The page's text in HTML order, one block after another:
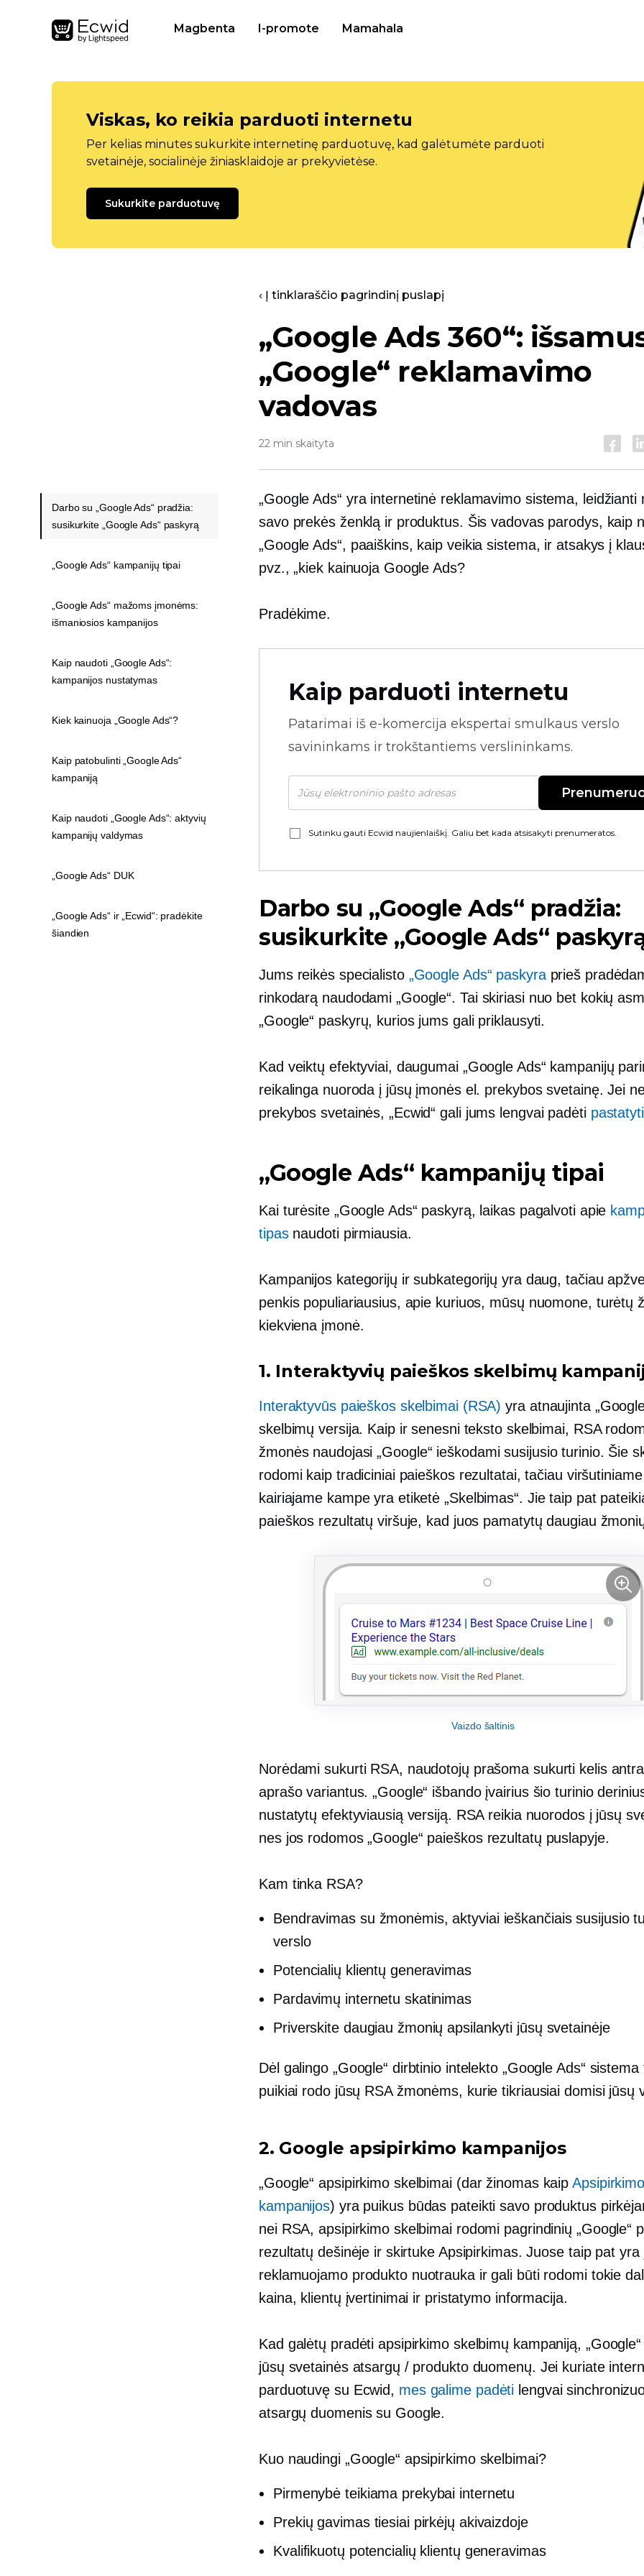
Magbenta I-promote Mamahala
Viskas, ko reikia parduoti internetu
Per kelias minutes sukurkite internetinę parduotuvę, kad galėtumėte parduoti
svetainėje, socialinėje žiniasklaidoje ar prekyvietėse.
Sukurkite parduotuvę
‹ Į tinklaraščio pagrindinį puslapį
„Google Ads 360“:
„Google“ reklamavimo
vadovas
22 min skaityta
„Google Ads“ yra internetinė reklamavimo sistema, leidžianti
savo prekės ženklą ir produktus. Šis vadovas parodys, kaip
„Google Ads“, paaiškins, kaip veikia sistema, ir atsakys į
pvz., „kiek kainuoja Google Ads?
Pradėkime.
Kaip parduoti internetu
Patarimai iš e-komercija ekspertai smulkaus verslo
savininkams ir trokštantiems verslininkams.
Sutinku gauti Ecwid naujienlaiškį. Galiu bet kada atsisakyti prenumeratos.
Darbo su „Google Ads“ pradžia:
susikurkite „Google Ads“
Jums reikės specialisto „Google Ads“ paskyraprieš
rinkodarą naudodami „Google“. Tai skiriasi nuo bet kokių
„Google“ paskyrų, kurios jums gali priklausyti.
Kad veiktų efektyviai, daugumai „Google Ads“ kampanijų
reikalinga nuoroda į jūsų įmonės el. prekybos svetainę. Jei
prekybos svetainės, „Ecwid“ gali jums lengvai padėti
„Google Ads“ kampanijų tipai
Kai turėsite „Google Ads“ paskyrą, laikas pagalvoti apie
tipasnaudoti pirmiausia.
Kampanijos kategorijų ir subkategorijų yra daug, tačiau
penkis populiariausius, apie kuriuos, mūsų nuomone, turėtų
kiekviena įmonė.
1. Interaktyvių paieškos skelbimų
Interaktyvūs paieškos skelbimai (RSA) yra atnaujinta
skelbimų versija. Kaip ir senesni teksto skelbimai, RSA
žmonės naudojasi „Google“ ieškodami susijusio turinio. Šie
rodomi kaip tradiciniai paieškos rezultatai, tačiau viršutiniame
kairiajame kampe yra etiketė „Skelbimas“. Jie taip pat
paieškos rezultatų viršuje, kad juos pamatytų daugiau
Vaizdo šaltinis
Norėdami sukurti RSA, naudotojų prašoma sukurti kelis
aprašo variantus. „Google“ išbando įvairius šio turinio
nustatytų efektyviausią versiją. RSA reikia nuorodos į jūsų
nes jos rodomos „Google“ paieškos rezultatų puslapyje.
Kam tinka RSA?
Bendravimas su žmonėmis, aktyviai ieškančiais susijusio
verslo
Potencialių klientų generavimas
Pardavimų internetu skatinimas
Priverskite daugiau žmonių apsilankyti jūsų svetainėje
Dėl galingo „Google“ dirbtinio intelekto „Google Ads“ sistema
puikiai rodo jūsų RSA žmonėms, kurie tikriausiai domisi jūsų
2. Google apsipirkimo kampanijos
„Google“ apsipirkimo skelbimai (dar žinomas kaip
kampanijos) yra puikus būdas pateikti savo produktus
nei RSA, apsipirkimo skelbimai rodomi pagrindinių „Google“
rezultatų dešinėje ir skirtuke Apsipirkimas. Juose taip pat yra
reklamuojamo produkto nuotrauka ir gali būti rodomi tokie
kaina, klientų įvertinimai ir pristatymo informacija.
Kad galėtų pradėti apsipirkimo skelbimų kampaniją,
jūsų svetainės atsargų / produkto duomenų. Jei kuriate
parduotuvę su Ecwid, mes galime padėti lengvai
atsargų duomenis su Google.
Kuo naudingi „Google“ apsipirkimo skelbimai?
Pirmenybė teikiama prekybai internetu
Prekių gavimas tiesiai pirkėjų akivaizdoje
Kvalifikuotų potencialių klientų generavimas
Darbo su „Google Ads“ pradžia:
susikurkite „Google Ads“ paskyrą
„Google Ads“ kampanijų tipai
„Google Ads“ mažoms įmonėms:
išmaniosios kampanijos
Kaip naudoti „Google Ads“:
kampanijos nustatymas
Kiek kainuoja „Google Ads“?
Kaip patobulinti „Google Ads“
kampaniją
Kaip naudoti „Google Ads“: aktyvių
kampanijų valdymas
„Google Ads“ DUK
„Google Ads“ ir „Ecwid“: pradėkite
šiandien